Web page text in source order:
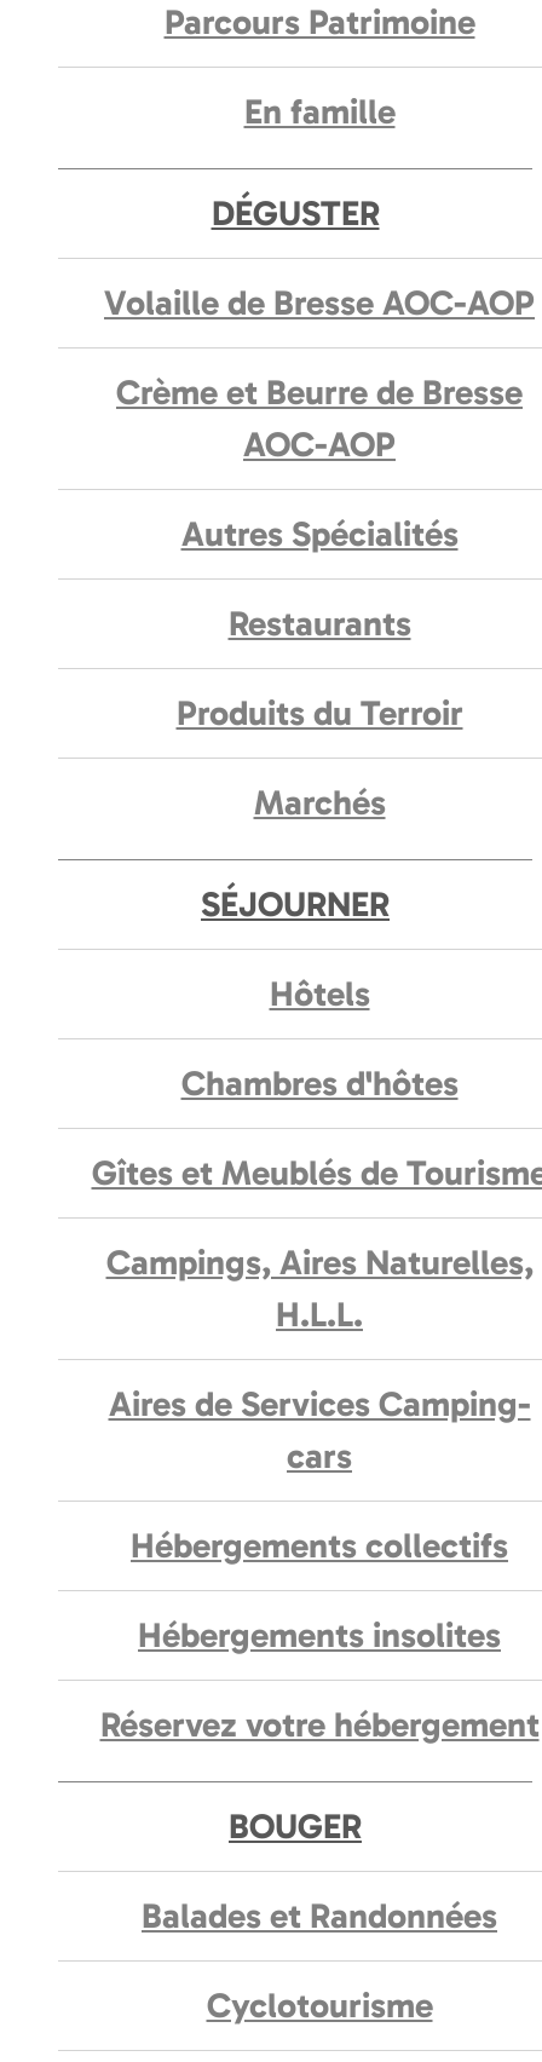
Parcours Patrimoine
En famille
DÉGUSTER
Volaille de Bresse AOC-AOP
Crème et Beurre de Bresse
AOC-AOP
Autres Spécialités
Restaurants
Produits du Terroir
Marchés
SÉJOURNER
Hôtels
Chambres d'hôtes
Gîtes et Meublés de
Campings, Aires Naturelles,
H.L.L.
Aires de Services Camping-
cars
Hébergements collectifs
Hébergements insolites
Réservez votre hébergement
BOUGER
Balades et Randonnées
Cyclotourisme